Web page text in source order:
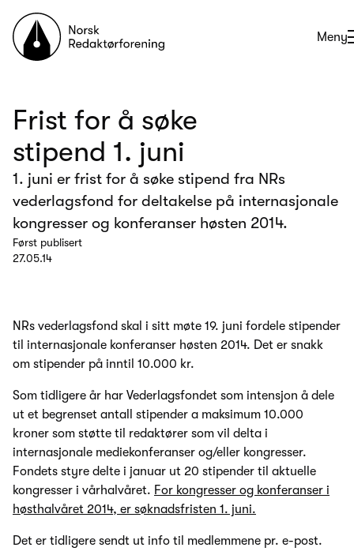
Til forsiden
Åpne
Meny
Frist for å søke
stipend 1. juni
1. juni er frist for å søke stipend fra NRs
vederlagsfond for deltakelse på internasjonale
kongresser og konferanser høsten 2014.
Først publisert
27.05.14
NRs vederlagsfond skal i sitt møte 19. juni fordele stipender
til internasjonale konferanser høsten 2014. Det er snakk
om stipender på inntil 10.000 kr.
Som tidligere år har Vederlagsfondet som intensjon å dele
ut et begrenset antall stipender a maksimum 10.000
kroner som støtte til redaktører som vil delta i
internasjonale mediekonferanser og/eller kongresser.
Fondets styre delte i januar ut 20 stipender til aktuelle
kongresser i vårhalvåret. For kongresser og konferanser i
høsthalvåret 2014, er søknadsfristen 1. juni.
Det er tidligere sendt ut info til medlemmene pr. e-post.